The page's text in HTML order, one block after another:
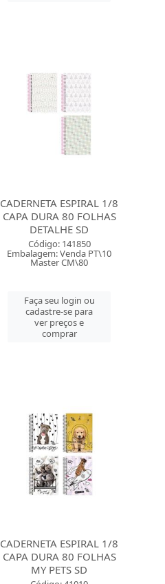
CADERNETA ESPIRAL 1/8
CAPA DURA 80 FOLHAS
DETALHE SD
Código: 141850
Embalagem: Venda PT\10
Master CM\80
Faça seu login ou
cadastre-se para
ver preços e
comprar
CADERNETA ESPIRAL 1/8
CAPA DURA 80 FOLHAS
MY PETS SD